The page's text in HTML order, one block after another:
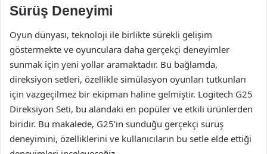
Sürüş Deneyimi
Oyun dünyası, teknoloji ile birlikte sürekli gelişim
göstermekte ve oyunculara daha gerçekçi deneyimler
sunmak için yeni yollar aramaktadır. Bu bağlamda,
direksiyon setleri, özellikle simülasyon oyunları tutkunları
için vazgeçilmez bir ekipman haline gelmiştir. Logitech G25
Direksiyon Seti, bu alandaki en popüler ve etkili ürünlerden
biridir. Bu makalede, G25’in sunduğu gerçekçi sürüş
deneyimini, özelliklerini ve kullanıcıların bu setle elde ettiği